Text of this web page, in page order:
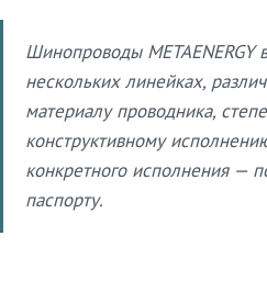
Шинопроводы METAENERGY
нескольких линейках,
материалу проводника,
конструктивному
конкретного исполнения —
паспорту.